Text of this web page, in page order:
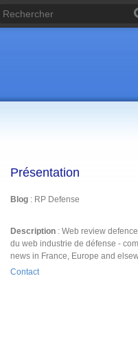
Présentation
Blog : RP Defense
Description : Web review
du web industrie de défense -
news in France, Europe and
Contact